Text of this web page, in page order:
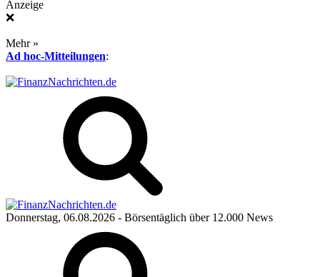
Anzeige
❌
Mehr »
Ad hoc-Mitteilungen:
Donnerstag, 06.08.2026 - Börsentäglich über 12.000 News